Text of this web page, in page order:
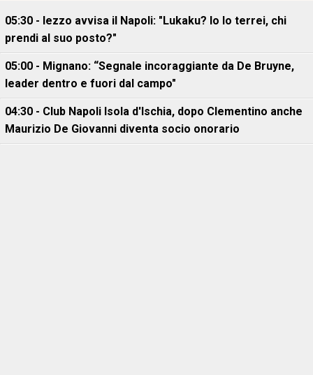
05:30 - Iezzo avvisa il Napoli: "Lukaku? Io lo terrei, chi
prendi al suo posto?"
05:00 - Mignano: “Segnale incoraggiante da De Bruyne,
leader dentro e fuori dal campo"
04:30 - Club Napoli Isola d'Ischia, dopo Clementino anche
Maurizio De Giovanni diventa socio onorario